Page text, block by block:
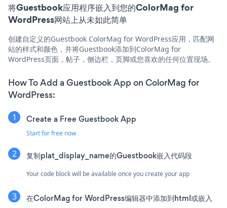
将Guestbook应用程序嵌入到您的ColorMag for
WordPress网站上从未如此简单
创建自定义的Guestbook ColorMag for WordPress应用，匹配网
站的样式和颜色，并将Guestbook添加到ColorMag for
WordPress页面，帖子，侧边栏，页脚或您喜欢的任何位置现场。
How To Add a Guestbook App on ColorMag for
WordPress:
Create a Free Guestbook App
Start for free now
复制plat_display_name的Guestbook嵌入代码段
Your code block will be available once you create your app
在ColorMag for WordPress编辑器中添加到html或嵌入